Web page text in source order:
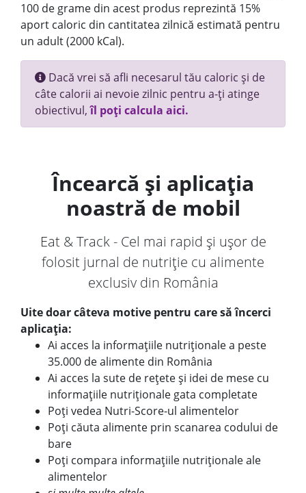
100 de grame din acest produs reprezintă 15%
aport caloric din cantitatea zilnică estimată pentru
un adult (2000 kCal).
Dacă vrei să afli necesarul tău caloric și de
câte calorii ai nevoie zilnic pentru a-ți atinge
obiectivul,îl poți calcula aici.
Încearcă și aplicația
noastră de mobil
Eat & Track - Cel mai rapid și ușor de
folosit jurnal de nutriție cu alimente
exclusiv din România
Uite doar câteva motive pentru care să încerci
aplicația:
Ai acces la informațiile nutriționale a peste
35.000 de alimente din România
Ai acces la sute de rețete și idei de mese cu
informațiile nutriționale gata completate
Poți vedea Nutri-Score-ul alimentelor
Poți căuta alimente prin scanarea codului de
bare
Poți compara informațiile nutriționale ale
alimentelor